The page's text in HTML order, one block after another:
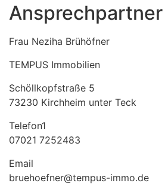
Ansprechpartner
Frau Neziha Brühöfner
TEMPUS Immobilien
Schöllkopfstraße 5
73230 Kirchheim unter Teck
Telefon1
07021 7252483
Email
bruehoefner@tempus-immo.de